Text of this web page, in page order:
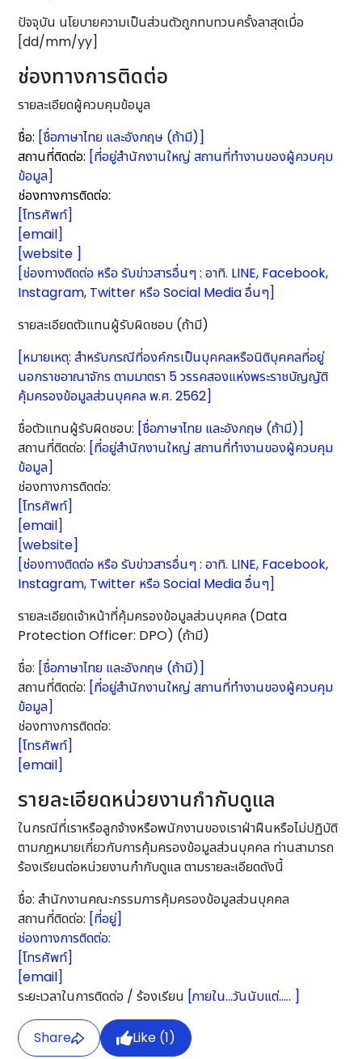
ปัจจุบัน นโยบายความเป็นส่วนตัวถูกทบทวนครั้งลาสุดเมื่อ
[dd/mm/yy]
ช่องทางการติดต่อ
รายละเอียดผู้ควบคุมข้อมูล
ชื่อ: [ชื่อภาษาไทย และอังกฤษ (ถ้ามี)]
สถานที่ติดต่อ: [ที่อยู่สำนักงานใหญ่ สถานที่ทำงานของผู้ควบคุม
ข้อมูล]
ช่องทางการติดต่อ:
[โทรศัพท์]
[email]
[website ]
[ช่องทางติดต่อ หรือ รับข่าวสารอื่นๆ : อาทิ. LINE, Facebook,
Instagram, Twitter หรือ Social Media อื่นๆ]
รายละเอียดตัวแทนผู้รับผิดชอบ (ถ้ามี)
[หมายเหตุ: สำหรับกรณีที่องค์กรเป็นบุคคลหรือนิติบุคคลที่อยู่
นอกราชอาณาจักร ตามมาตรา 5 วรรคสองแห่งพระราชบัญญัติ
คุ้มครองข้อมูลส่วนบุคคล พ.ศ. 2562]
ชื่อตัวแทนผู้รับผิดชอบ: [ชื่อภาษาไทย และอังกฤษ (ถ้ามี)]
สถานที่ติดต่อ: [ที่อยู่สำนักงานใหญ่ สถานที่ทำงานของผู้ควบคุม
ข้อมูล]
ช่องทางการติดต่อ:
[โทรศัพท์]
[email]
[website]
[ช่องทางติดต่อ หรือ รับข่าวสารอื่นๆ : อาทิ. LINE, Facebook,
Instagram, Twitter หรือ Social Media อื่นๆ]
รายละเอียดเจ้าหน้าที่คุ้มครองข้อมูลส่วนบุคคล (Data
Protection Officer: DPO) (ถ้ามี)
ชื่อ: [ชื่อภาษาไทย และอังกฤษ (ถ้ามี)]
สถานที่ติดต่อ: [ที่อยู่สำนักงานใหญ่ สถานที่ทำงานของผู้ควบคุม
ข้อมูล]
ช่องทางการติดต่อ:
[โทรศัพท์]
[email]
รายละเอียดหน่วยงานกำกับดูแล
ในกรณีที่เราหรือลูกจ้างหรือพนักงานของเราฝ่าฝืนหรือไม่ปฏิบัติ
ตามกฎหมายเกี่ยวกับการคุ้มครองข้อมูลส่วนบุคคล ท่านสามารถ
ร้องเรียนต่อหน่วยงานกำกับดูแล ตามรายละเอียดดังนี้
ชื่อ: สำนักงานคณะกรรมการคุ้มครองข้อมูลส่วนบุคคล
สถานที่ติดต่อ: [ที่อยู่]
ช่องทางการติดต่อ:
[โทรศัพท์]
[email]
ระยะเวลาในการติดต่อ / ร้องเรียน [ภายใน…วันนับแต่….. ]
Share Like (1)